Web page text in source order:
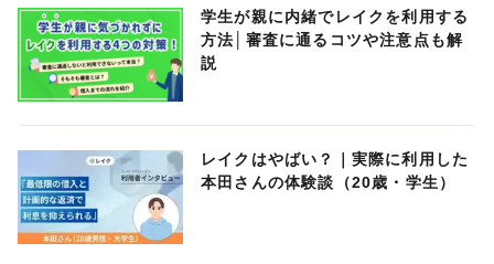
学生が親に内緒でレイクを利用する
方法│審査に通るコツや注意点も解
説
レイクはやばい？｜実際に利用した
本田さんの体験談（20歳・学生）